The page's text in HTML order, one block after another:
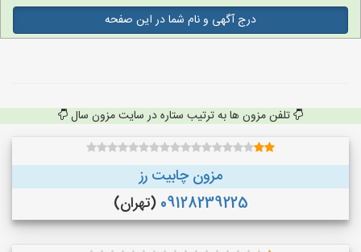
درج آگهی و نام شما در این صفحه
تلفن مزون ها به ترتیب ستاره در سایت مزون سال
مزون چابیت رز
09128239225 (تهران)